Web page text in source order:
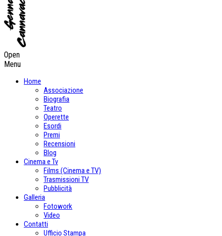
Open
Menu
Home
Associazione
Biografia
Teatro
Operette
Esordi
Premi
Recensioni
Blog
Cinema e Tv
Films (Cinema e TV)
Trasmissioni TV
Pubblicità
Galleria
Fotowork
Video
Contatti
Ufficio Stampa